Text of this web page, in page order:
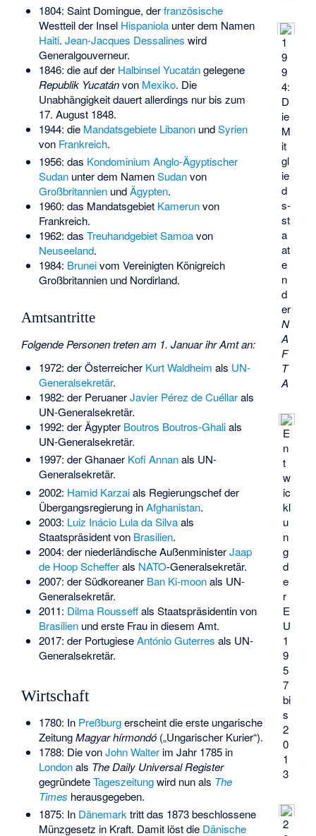
1
9
9
4:
D
ie
M
it
gl
ie
d
s­
st
a
at
e
n
d
er
N
A
F
T
A
E
n
t
w
ic
kl
u
n
g
d
e
r
E
U
1
9
5
7
bi
s
2
0
1
3
2
1804: Saint Domingue, derfranzösische
Westteil der Insel Hispaniolaunter dem Namen
Haiti. Jean-Jacques Dessalines wird
Generalgouverneur.
1846: die auf der Halbinsel Yucatángelegene
Republik Yucatánvon Mexiko. Die
Unabhängigkeit dauert allerdings nur bis zum
17. August 1848.
1944: die Mandatsgebiete LibanonundSyrien
von Frankreich.
1956: das Kondominium Anglo-Ägyptischer
Sudanunter dem NamenSudanvon
GroßbritannienundÄgypten.
1960: das Mandatsgebiet Kamerunvon
Frankreich.
1962: das Treuhandgebiet Samoavon
Neuseeland.
1984: Bruneivom Vereinigten Königreich
Großbritannien und Nordirland.
Amtsantritte
Folgende Personen treten am 1. Januar ihr Amt an:
1972: der Österreicher Kurt Waldheim als UN-
Generalsekretär.
1982: der PeruanerJavier Pérez de Cuéllarals
UN-Generalsekretär.
1992: der Ägypter Boutros Boutros-Ghalials
UN-Generalsekretär.
1997: der Ghanaer Kofi Annanals UN-
Generalsekretär.
2002: Hamid Karzaials Regierungschef der
Übergangsregierung inAfghanistan.
2003: Luiz Inácio Lula da Silvaals
Staatspräsident von Brasilien.
2004: der niederländische AußenministerJaap
de Hoop Schefferals NATO-Generalsekretär.
2007: der Südkoreaner Ban Ki-moonals UN-
Generalsekretär.
2011: Dilma Rousseffals Staatspräsidentin von
Brasilienund erste Frau in diesem Amt.
2017: der PortugieseAntónio Guterres als UN-
Generalsekretär.
Wirtschaft
1780: In Preßburgerscheint die erste ungarische
ZeitungMagyar hírmondó(„Ungarischer Kurier“).
1788: Die vonJohn Walterim Jahr 1785 in
Londonals The Daily Universal Register
gegründeteTageszeitungwird nun als The
Times herausgegeben.
1875: In Dänemark tritt das 1873 beschlossene
Münzgesetz in Kraft. Damit löst die Dänische